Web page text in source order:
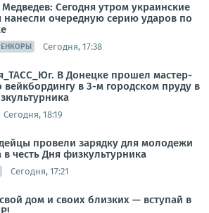
Медведев: Сегодня утром украинские
нанесли очередную серию ударов по
Сегодня, 17:38
В Донецке прошел мастер-
вейкбордингу в 3-м городском пруду в
Сегодня, 18:19
провели зарядку для молодежи
в честь Дня физкультурника
Сегодня, 17:21
дом и своих близких — вступай в